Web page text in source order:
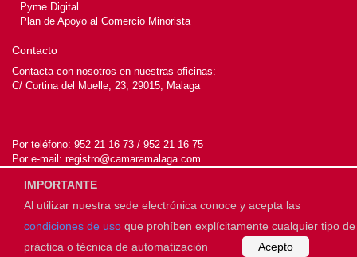
Pyme Digital
Plan de Apoyo al Comercio Minorista
Contacto
Contacta con nosotros en nuestras oficinas:
C/ Cortina del Muelle, 23, 29015, Malaga
Por teléfono: 952 21 16 73 / 952 21 16 75
Por e-mail: registro@camaramalaga.com
© 2026Cámara de Málaga
IMPORTANTE
Al utilizar nuestra sede electrónica conoce y acepta las
condiciones de uso que prohíben explícitamente cualquier tipo de
práctica o técnica de automatización
Acepto